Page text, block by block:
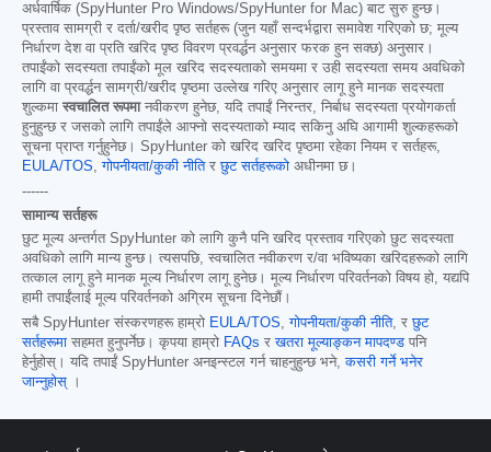
अर्धवार्षिक (SpyHunter Pro Windows/SpyHunter for Mac) बाट सुरु हुन्छ।
प्रस्ताव सामग्री र दर्ता/खरीद पृष्ठ सर्तहरू (जुन यहाँ सन्दर्भद्वारा समावेश गरिएको छ; मूल्य
निर्धारण देश वा प्रति खरिद पृष्ठ विवरण प्रवर्द्धन अनुसार फरक हुन सक्छ) अनुसार।
तपाईंको सदस्यता तपाईंको मूल खरिद सदस्यताको समयमा र उही सदस्यता समय अवधिको
लागि वा प्रवर्द्धन सामग्री/खरीद पृष्ठमा उल्लेख गरिए अनुसार लागू हुने मानक सदस्यता
शुल्कमा स्वचालित रूपमानवीकरण हुनेछ, यदि तपाईं निरन्तर, निर्बाध सदस्यता प्रयोगकर्ता
हुनुहुन्छ र जसको लागि तपाईंले आफ्नो सदस्यताको म्याद सकिनु अघि आगामी शुल्कहरूको
सूचना प्राप्त गर्नुहुनेछ। SpyHunter को खरिद खरिद पृष्ठमा रहेका नियम र सर्तहरू,
EULA/TOS,गोपनीयता/कुकी नीतिरछुट सर्तहरूको अधीनमा छ।
------
सामान्य सर्तहरू
छुट मूल्य अन्तर्गत SpyHunter को लागि कुनै पनि खरिद प्रस्ताव गरिएको छुट सदस्यता
अवधिको लागि मान्य हुन्छ। त्यसपछि, स्वचालित नवीकरण र/वा भविष्यका खरिदहरूको लागि
तत्काल लागू हुने मानक मूल्य निर्धारण लागू हुनेछ। मूल्य निर्धारण परिवर्तनको विषय हो, यद्यपि
हामी तपाईंलाई मूल्य परिवर्तनको अग्रिम सूचना दिनेछौं।
सबै SpyHunter संस्करणहरू हाम्रो EULA/TOS,गोपनीयता/कुकी नीति, रछुट
सर्तहरूमा सहमत हुनुपर्नेछ। कृपया हाम्रो FAQs रखतरा मूल्याङ्कन मापदण्ड पनि
हेर्नुहोस्। यदि तपाईं SpyHunter अनइन्स्टल गर्न चाहनुहुन्छ भने,कसरी गर्ने भनेर
जान्नुहोस् ।